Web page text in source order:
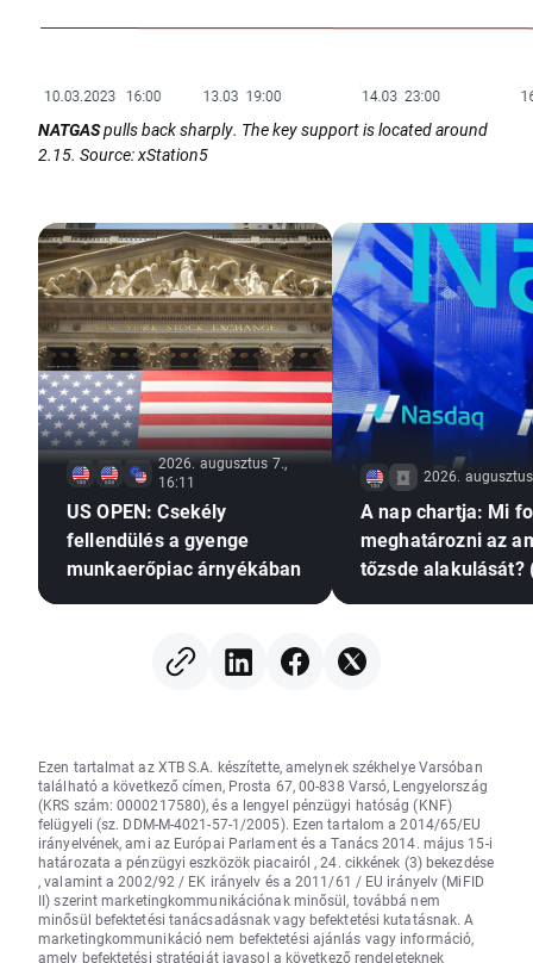
NATGASpulls back sharply. The key support is located around
2.15. Source: xStation5
2026. augusztus 7.,
16:11
US OPEN: Csekély
fellendülés a gyenge
munkaerőpiac árnyékában
2026.
A nap chartja: Mi
meghatározni az
tőzsde alakulását?
Ezen tartalmat az XTB S.A. készítette, amelynek székhelye Varsóban
található a következő címen, Prosta 67, 00-838 Varsó, Lengyelország
(KRS szám: 0000217580), és a lengyel pénzügyi hatóság (KNF)
felügyeli (sz. DDM-M-4021-57-1/2005). Ezen tartalom a 2014/65/EU
irányelvének, ami az Európai Parlament és a Tanács 2014. május 15-i
határozata a pénzügyi eszközök piacairól , 24. cikkének (3) bekezdése
, valamint a 2002/92 / EK irányelv és a 2011/61 / EU irányelv (MiFID
II) szerint marketingkommunikációnak minősül, továbbá nem
minősül befektetési tanácsadásnak vagy befektetési kutatásnak. A
marketingkommunikáció nem befektetési ajánlás vagy információ,
amely befektetési stratégiát javasol a következő rendeleteknek